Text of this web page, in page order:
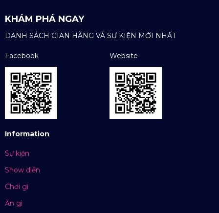
KHÁM PHÁ NGAY
DANH SÁCH GIAN HÀNG VÀ SỰ KIỆN MỚI NHẤT
Facebook Website
Information
Sự kiện
Show diễn
Chơi gì
Ăn gì